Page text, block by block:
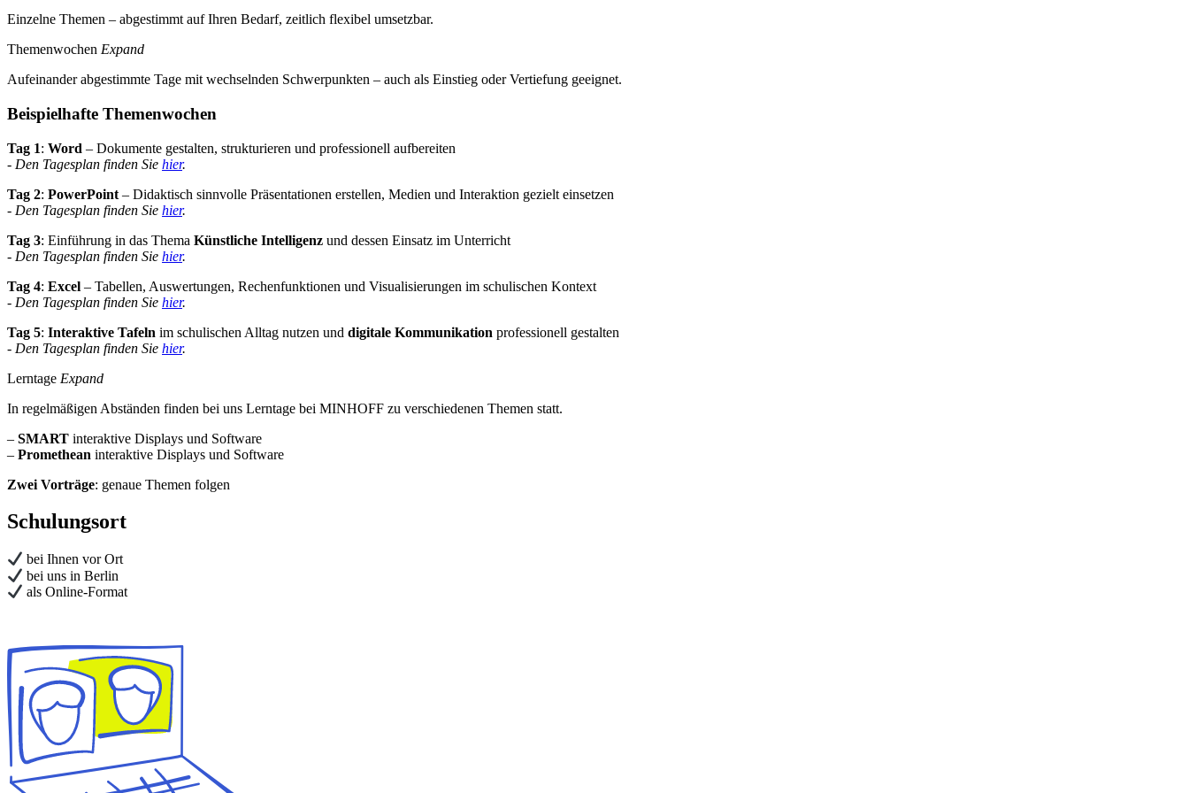
Einzelne Themen – abgestimmt auf Ihren Bedarf, zeitlich flexibel umsetzbar.
Themenwochen Expand
Aufeinander abgestimmte Tage mit wechselnden Schwerpunkten – auch als Einstieg oder Vertiefung geeignet.
Beispielhafte Themenwochen
Tag 1: Word – Dokumente gestalten, strukturieren und professionell aufbereiten
- Den Tagesplan finden Sie hier.
Tag 2: PowerPoint – Didaktisch sinnvolle Präsentationen erstellen, Medien und Interaktion gezielt einsetzen
- Den Tagesplan finden Sie hier.
Tag 3: Einführung in das Thema Künstliche Intelligenz und dessen Einsatz im Unterricht
- Den Tagesplan finden Sie hier.
Tag 4: Excel – Tabellen, Auswertungen, Rechenfunktionen und Visualisierungen im schulischen Kontext
- Den Tagesplan finden Sie hier.
Tag 5: Interaktive Tafeln im schulischen Alltag nutzen und digitale Kommunikation professionell gestalten
- Den Tagesplan finden Sie hier.
Lerntage Expand
In regelmäßigen Abständen finden bei uns Lerntage bei MINHOFF zu verschiedenen Themen statt.
– SMART interaktive Displays und Software
– Promethean interaktive Displays und Software
Zwei Vorträge: genaue Themen folgen
Schulungsort
bei Ihnen vor Ort
bei uns in Berlin
als Online-Format